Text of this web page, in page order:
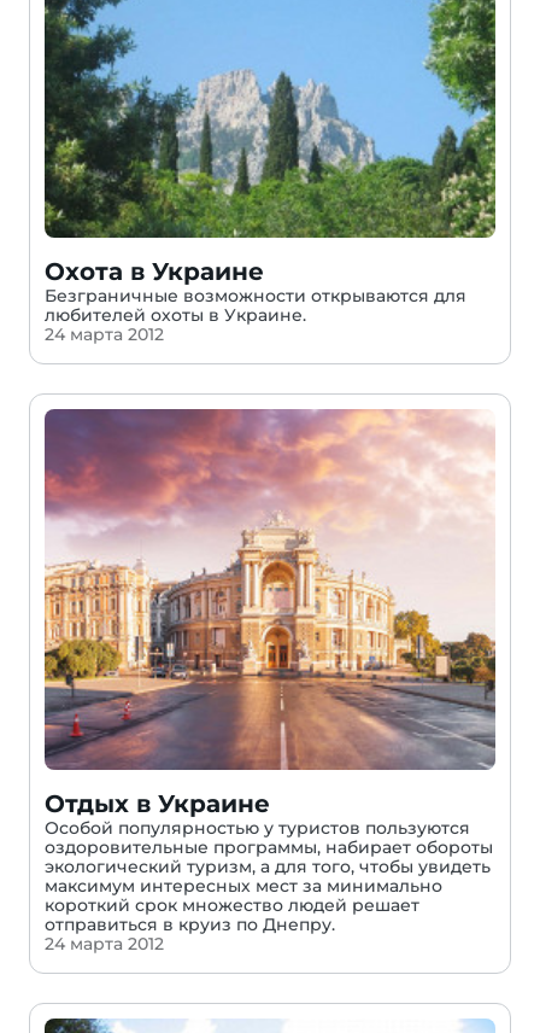
Охота в Украине
Безграничные возможности открываются для
любителей охоты в Украине.
24 марта 2012
Отдых в Украине
Особой популярностью у туристов пользуются
оздоровительные программы, набирает обороты
экологический туризм, а для того, чтобы увидеть
максимум интересных мест за минимально
короткий срок множество людей решает
отправиться в круиз по Днепру.
24 марта 2012